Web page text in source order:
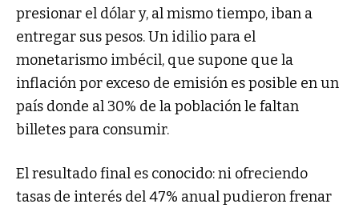
presionar el dólar y, al mismo tiempo, iban a
entregar sus pesos. Un idilio para el
monetarismo imbécil, que supone que la
inflación por exceso de emisión es posible en un
país donde al 30% de la población le faltan
billetes para consumir.
El resultado final es conocido: ni ofreciendo
tasas de interés del 47% anual pudieron frenar